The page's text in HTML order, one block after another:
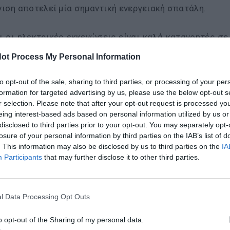
Process My Personal Information
opt-out of the sale, sharing to third parties, or processing of your
for targeted advertising by us, please use the below opt-out
selection. Please note that after your opt-out request is processed
interest-based ads based on personal information utilized by us
to third parties prior to your opt-out. You may separately
of your personal information by third parties on the IAB’s list of
This information may also be disclosed by us to third parties on the
Participants that may further disclose it to other third parties.
Data Processing Opt Outs
opt-out of the Sharing of my personal data.
αποτελεί μία σημαντική ενεργειακή σπατάλη.
οι ηλεκτρικές εκκενώσεις είναι καλά κατανοητές
στο κενό έχει ακόμα αρκετές πτυχές που
για να συζητήσουν πολλοί ερευνητές από
Κενού (International Workshop on the
στις 18-22 Σεπτεμβρίου στην
αυτό έχει καθιερωθεί εδώ και 11 χρόνια,
Χώρες και κλάδους, όπως η επιστήμη
και η φυσική του πλάσματος. Φέτος,
από το Πανεπιστήμιο του Τάρτου της
Κυριτσάκη. Το Συνέδριο είχε 74 συμμετέχοντες,
νέες πτυχές του φαινομένου και να κάνουν
που προκαλεί.